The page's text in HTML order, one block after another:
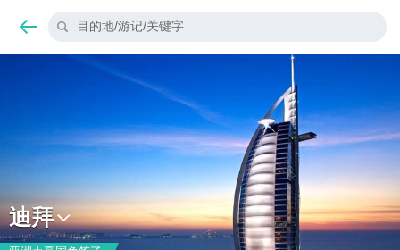
目的地/游记/关键字
迪拜